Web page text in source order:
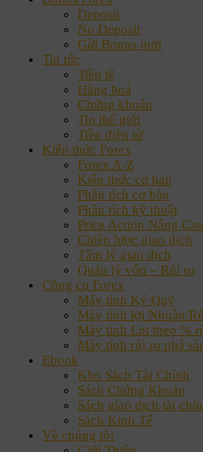
Deposit
No Deposit
Gửi Bonus mới
Tin tức
Tiền tệ
Hàng hoá
Chứng khoán
Tin thế giới
Tiền điện tử
Kiến thức Forex
Forex A-Z
Kiến thức cơ bản
Phân tích cơ bản
Phân tích kỹ thuật
Price Action Nâng Cao
Chiến lược giao dịch
Tâm lý giao dịch
Quản lý vốn – Rủi ro
Công cụ Forex
Máy tính Ký Quỹ
Máy tính lợi Nhuận/
Máy tính Lot theo %
Máy tính rủi ro phá
Ebook
Kho Sách Tài Chính
Sách Chứng Khoán
Sách giao dịch tài
Sách Kinh Tế
Về chúng tôi